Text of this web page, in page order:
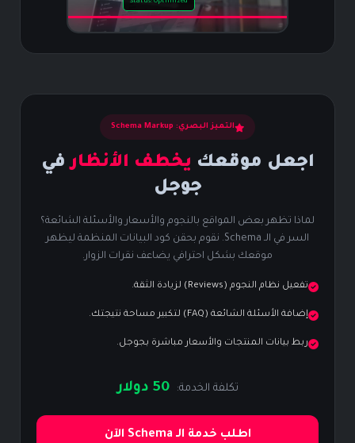
التميز البصري: Schema Markup
اجعل موقعك يخطف الأنظارفي
جوجل
لماذا تظهر بعض المواقع بالنجوم والأسعار والأسئلة الشائعة؟
السر في الـ Schema. نقوم بحقن كود البيانات المنظمة ليظهر
موقعك بشكل احترافي يضاعف نقرات الزوار.
تفعيل نظام النجوم (Reviews) لزيادة الثقة.
إضافة الأسئلة الشائعة (FAQ) لتكبير مساحة نتيجتك.
ربط بيانات المنتجات والأسعار مباشرة بجوجل.
تكلفة الخدمة: 50 دولار
اطلب خدمة الـ Schema الآن